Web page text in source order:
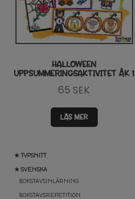
★ TYPSNITT
★ SVENSKA
BOKSTAVSINLÄRNING
BOKSTAVSREPETITION
HALLOWEEN
UPPSUMMERINGSAKTIVITET ÅK 1
65 SEK
LÄS MER